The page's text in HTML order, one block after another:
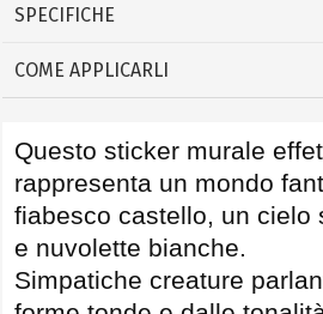
SPECIFICHE
COME APPLICARLI
Questo sticker murale
rappresenta un mondo
fiabesco castello, un cielo
e nuvolette bianche.
Simpatiche creature